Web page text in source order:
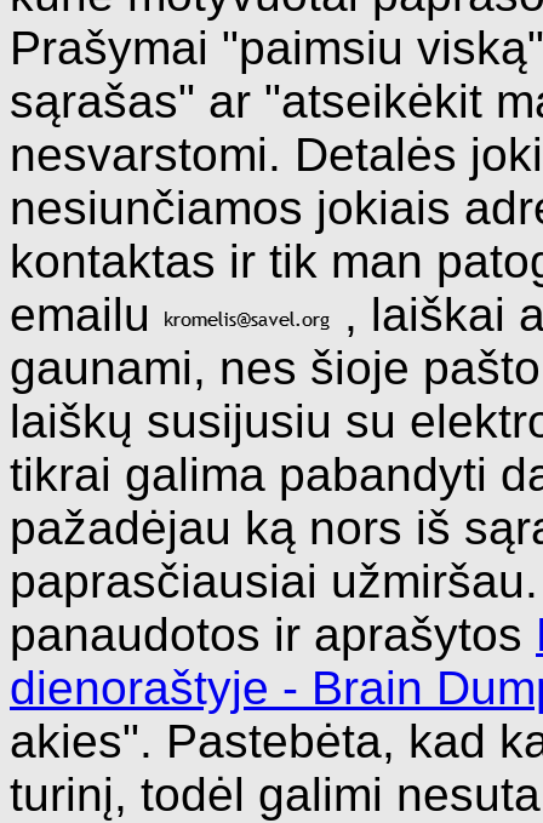
Prašymai "paimsiu
sąrašas" ar "atseikėkit
nesvarstomi. Detalės
nesiunčiamos jokiais
kontaktas ir tik man
emailu
, laiškai
gaunami, nes šioje
laiškų susijusiu su
tikrai galima pabandyti
pažadėjau ką nors iš
paprasčiausiai
panaudotos ir aprašytos
dienoraštyje - Brain
akies". Pastebėta, kad
turinį, todėl galimi